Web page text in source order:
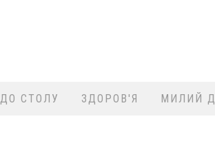
ДО СТОЛУ ЗДОРОВ'Я МИЛИЙ